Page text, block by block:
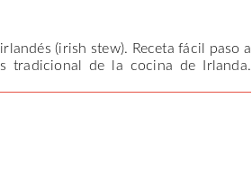
(irish stew). Receta fácil paso a
tradicional de la cocina de Irlanda.